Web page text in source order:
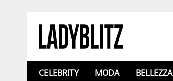
CELEBRITY MODA BELLEZZA